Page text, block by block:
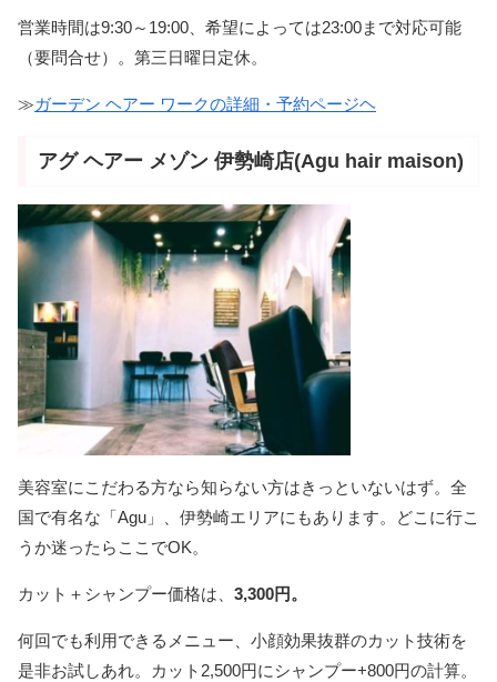
営業時間は9:30～19:00、希望によっては23:00まで対応可能
（要問合せ）。第三日曜日定休。
≫ガーデン ヘアー ワークの詳細・予約ページヘ
アグ ヘアー メゾン 伊勢崎店(Agu hair maison)
美容室にこだわる方なら知らない方はきっといないはず。全
国で有名な「Agu」、伊勢崎エリアにもあります。どこに行こ
うか迷ったらここでOK。
カット＋シャンプー価格は、 3,300円。
何回でも利用できるメニュー、小顔効果抜群のカット技術を
是非お試しあれ。カット2,500円にシャンプー+800円の計算。